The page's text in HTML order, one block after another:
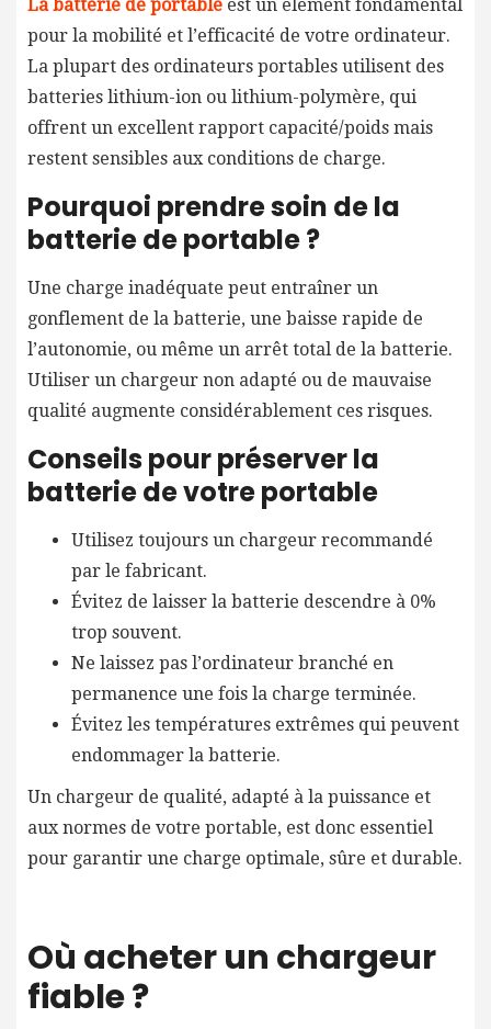
La batterie de portable est un élément fondamental
pour la mobilité et l’efficacité de votre ordinateur.
La plupart des ordinateurs portables utilisent des
batteries lithium-ion ou lithium-polymère, qui
offrent un excellent rapport capacité/poids mais
restent sensibles aux conditions de charge.
Pourquoi prendre soin de la
batterie de portable ?
Une charge inadéquate peut entraîner un
gonflement de la batterie, une baisse rapide de
l’autonomie, ou même un arrêt total de la batterie.
Utiliser un chargeur non adapté ou de mauvaise
qualité augmente considérablement ces risques.
Conseils pour préserver la
batterie de votre portable
Utilisez toujours un chargeur recommandé
par le fabricant.
Évitez de laisser la batterie descendre à 0%
trop souvent.
Ne laissez pas l’ordinateur branché en
permanence une fois la charge terminée.
Évitez les températures extrêmes qui peuvent
endommager la batterie.
Un chargeur de qualité, adapté à la puissance et
aux normes de votre portable, est donc essentiel
pour garantir une charge optimale, sûre et durable.
Où acheter un chargeur
fiable ?